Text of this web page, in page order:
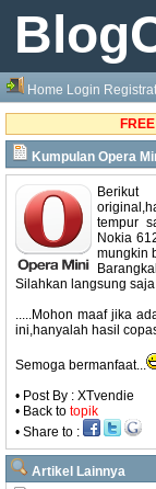
Home Login
Kumpulan Opera
tempur
Nokia
mungkin
Silahkan langsung
.....Mohon maaf jika
ini,hanyalah hasil
Semoga bermanfaat...
• Post By : XTvendie
• Back to topik
• Share to :
Artikel Lainnya